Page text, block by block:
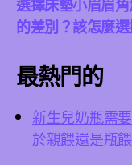
選擇床墊小眉眉
的差別？該怎麼
最熱門的
新生兒奶瓶需
於親餵還是瓶餵